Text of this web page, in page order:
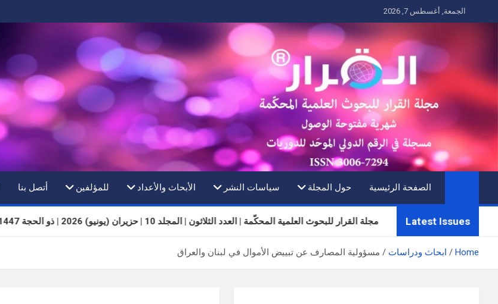
to
الجمعة, أغسطس 7, 2026
الصفحة الرئيسية حول المجلة سياسات النشر الأبحاث والأعداد للمؤلفين أتصل بنا
Latest Issues مجلة القرار للبحوث العلمية المحكّمة | العدد الثلاثون | المجلد 10 | حزيران (يونيو) 2026 | ذو الحجة 1447
Home ابحاث ودراسات مسؤولية المصارف عن تبييض الأموال في لبنان والعراق